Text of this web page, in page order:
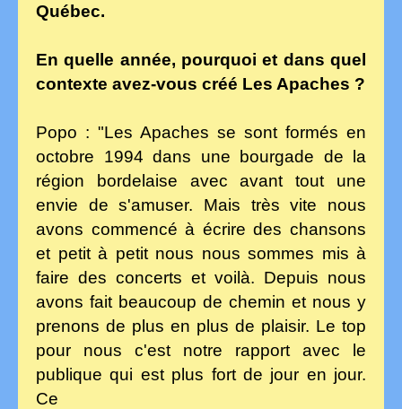
Québec.
En quelle année, pourquoi et dans quel
contexte avez-vous créé Les Apaches ?
Popo : "Les Apaches se sont formés en
octobre 1994 dans une bourgade de la
région bordelaise avec avant tout une
envie de s'amuser. Mais très vite nous
avons commencé à écrire des chansons
et petit à petit nous nous sommes mis à
faire des concerts et voilà. Depuis nous
avons fait beaucoup de chemin et nous y
prenons de plus en plus de plaisir. Le top
pour nous c'est notre rapport avec le
publique qui est plus fort de jour en jour.
Ce